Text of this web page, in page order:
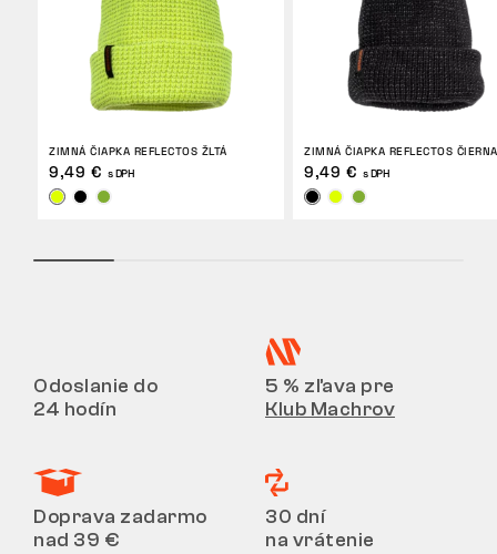
ZIMNÁ ČIAPKA REFLECTOS ŽLTÁ
9,49 € s DPH
ZIMNÁ ČIAPKA REFLECTOS ČIERNA
9,49 € s DPH
Odoslanie do
24 hodín
5 % zľava pre
Klub Machrov
Doprava zadarmo
nad 39 €
30 dní
na vrátenie